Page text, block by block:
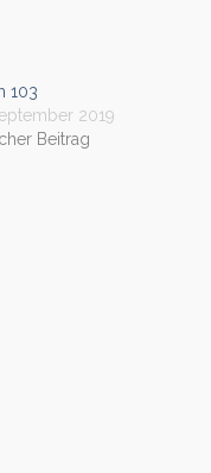
103
2019
Beitrag